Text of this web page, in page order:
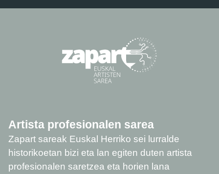
Artista profesionalen sarea
Zapart sareak Euskal Herriko sei lurralde
historikoetan bizi eta lan egiten duten artista
profesionalen saretzea eta horien lana